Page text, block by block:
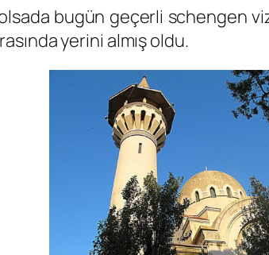
bugün geçerli schengen
yerini almış oldu.